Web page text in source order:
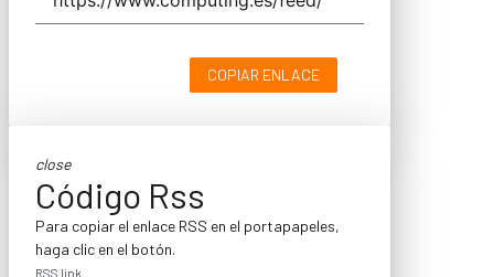
COPIAR ENLACE
close
Código Rss
Para copiar el enlace RSS en el portapapeles,
haga clic en el botón.
RSS link